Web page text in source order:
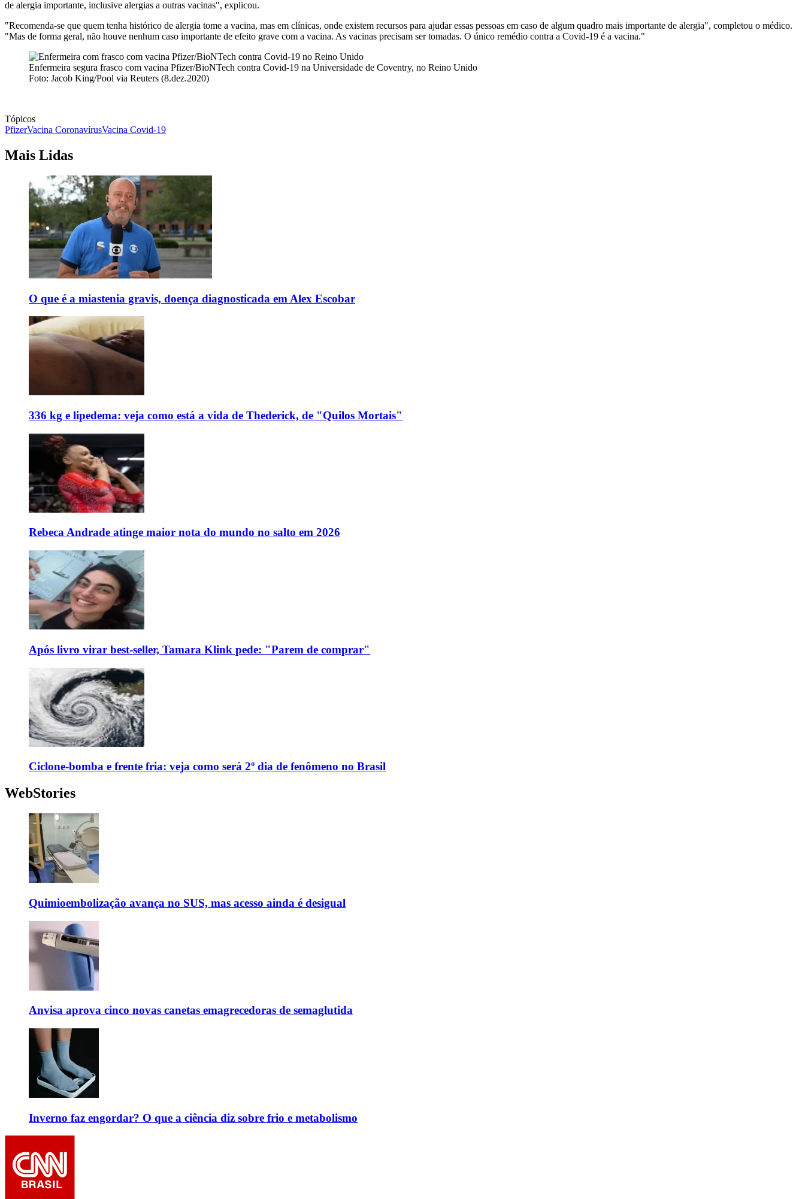
de alergia importante, inclusive alergias a outras vacinas", explicou.
"Recomenda-se que quem tenha histórico de alergia tome a vacina, mas em clínicas, onde existem recursos para ajudar essas pessoas em caso de algum quadro mais importante de alergia", completou o médico.
"Mas de forma geral, não houve nenhum caso importante de efeito grave com a vacina. As vacinas precisam ser tomadas. O único remédio contra a Covid-19 é a vacina."
Enfermeira segura frasco com vacina Pfizer/BioNTech contra Covid-19 na Universidade de Coventry, no Reino Unido
Foto: Jacob King/Pool via Reuters (8.dez.2020)
Tópicos
PfizerVacina CoronavírusVacina Covid-19
Mais Lidas
O que é a miastenia gravis, doença diagnosticada em Alex Escobar
336 kg e lipedema: veja como está a vida de Thederick, de "Quilos Mortais"
Rebeca Andrade atinge maior nota do mundo no salto em 2026
Após livro virar best-seller, Tamara Klink pede: "Parem de comprar"
Ciclone-bomba e frente fria: veja como será 2º dia de fenômeno no Brasil
WebStories
Quimioembolização avança no SUS, mas acesso ainda é desigual
Anvisa aprova cinco novas canetas emagrecedoras de semaglutida
Inverno faz engordar? O que a ciência diz sobre frio e metabolismo